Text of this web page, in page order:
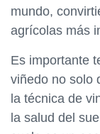
mundo,
agrícolas más
Es importante
viñedo no solo
la técnica de
la salud del